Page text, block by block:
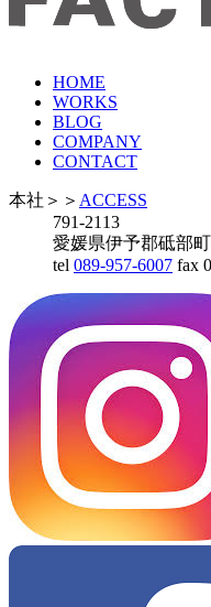
HOME
WORKS
BLOG
COMPANY
CONTACT
本社 ＞＞ ACCESS
791-2113
愛媛県伊予郡砥部
tel 089-957-6007 fax